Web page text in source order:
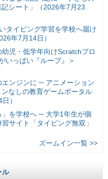
シート」（2026年7月23
タイピング学習を学校へ届け
年7月14日）
児・低学年向けScratchプロ
っぱい『ループ』＞
エンジンに ─ アニメーション
なしの教育ゲームポータル
）
」を学校へ ─ 大学1年生が個
サイト「タイピング無双」
ズームイン一覧 >>
ル